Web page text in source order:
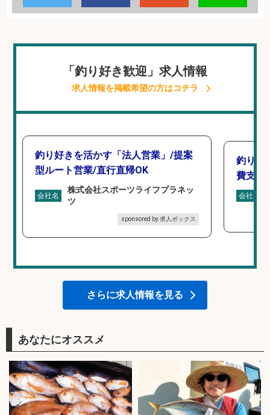
「釣り好き歓迎」求人情報
求人情報を掲載希望の方はコチラ
釣り好きを活かす「法人営業」/提案
型ルート営業/直行直帰OK
会社名
株式会社スポーツライフプラネッ
ツ
sponsored by 求人ボックス
釣り具
費支給
会社名
さらに求人情報を見る
あなたにオススメ